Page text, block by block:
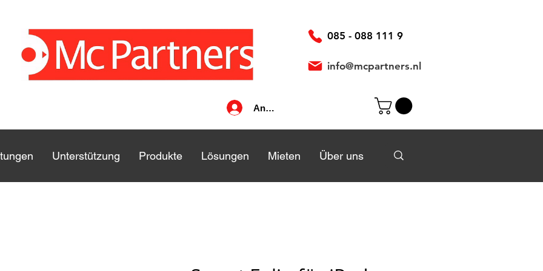
Anmelden
085 - 088 111 9
info@mcpartners.nl
Unterstützung Produkte Lösungen Mieten Über uns
Unterstützung Produkte Lösungen Mieten Über uns